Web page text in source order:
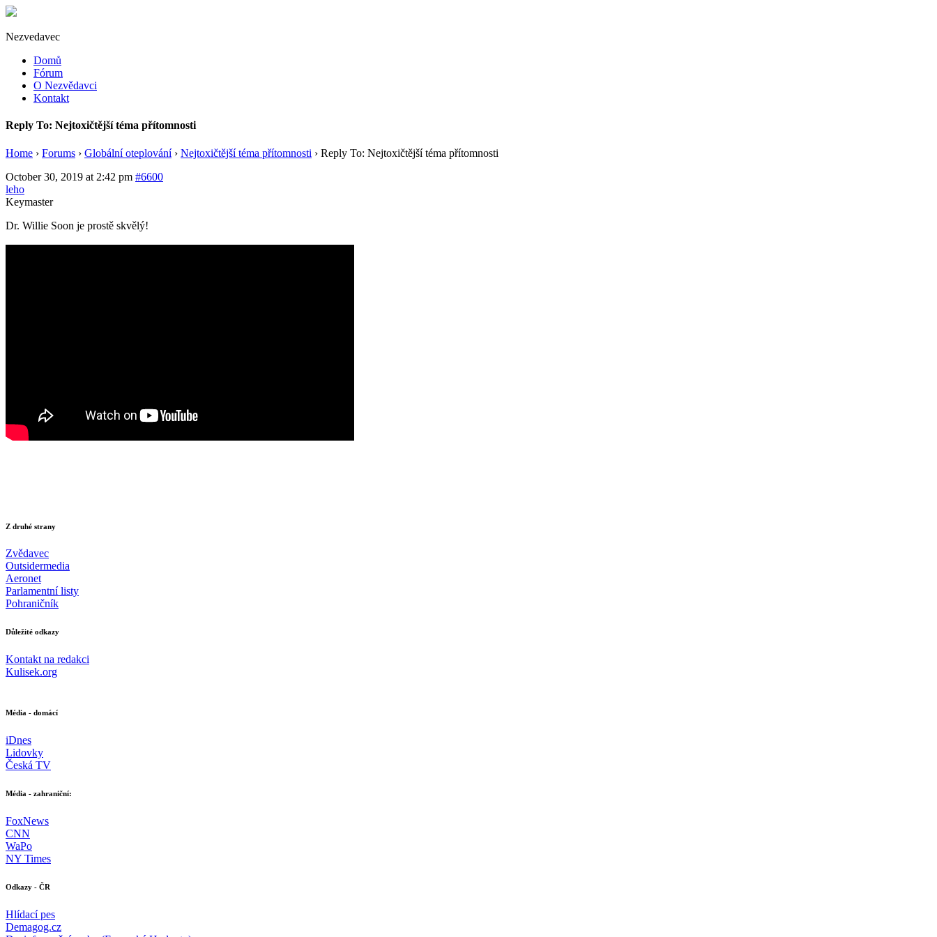
Nezvedavec
Domů
Fórum
O Nezvědavci
Kontakt
Reply To: Nejtoxičtější téma přítomnosti
Home › Forums › Globální oteplování › Nejtoxičtější téma přítomnosti › Reply To: Nejtoxičtější téma přítomnosti
October 30, 2019 at 2:42 pm #6600
leho
Keymaster
Dr. Willie Soon je prostě skvělý!
Z druhé strany
Zvědavec
Outsidermedia
Aeronet
Parlamentní listy
Pohraničník
Důležité odkazy
Kontakt na redakci
Kulisek.org
Média - domácí
iDnes
Lidovky
Česká TV
Média - zahraniční:
FoxNews
CNN
WaPo
NY Times
Odkazy - ČR
Hlídací pes
Demagog.cz